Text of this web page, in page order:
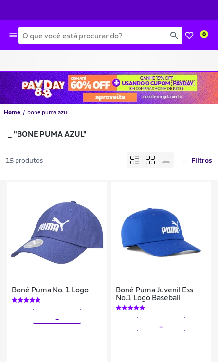
Busca 0
Home bone puma azul
"BONE PUMA AZUL"
15 produtos Filtros
Boné Puma No. 1 Logo
Boné Puma Juvenil Ess
No.1 Logo Baseball